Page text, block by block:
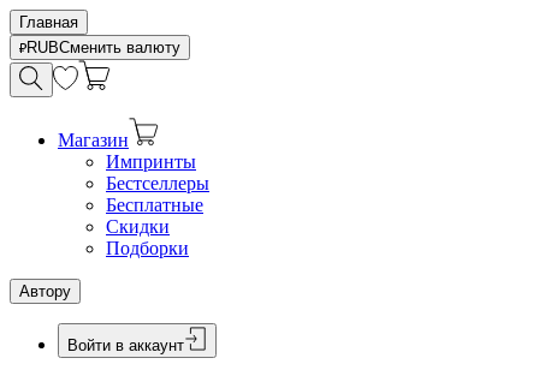
Главная
RUBСменить валюту
Магазин
Импринты
Бестселлеры
Бесплатные
Скидки
Подборки
Автору
Войти в аккаунт